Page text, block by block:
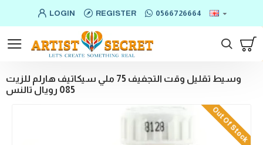
LOGIN REGISTER 0566726664
وسيط تقليل وقت التجفيف 75 ملي سيكاتيف هارلم للزيت
085 رويال تالنس
Out Of Stock